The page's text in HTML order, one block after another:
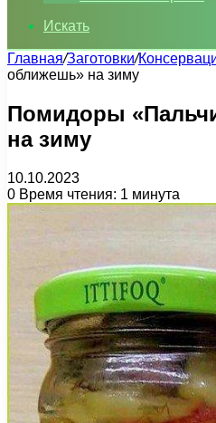
Искать
Главная/Заготовки/
оближешь» на зиму
Помидоры
на зиму
10.10.2023
0 Время чтения: 1 минута